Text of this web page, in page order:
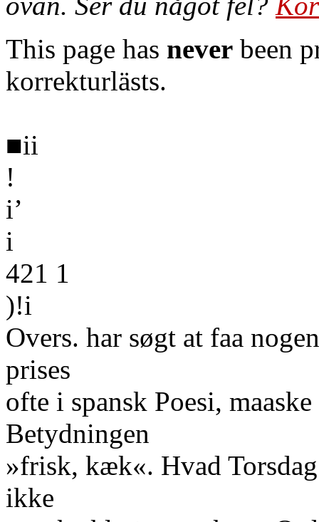
This page has never been
korrekturlästs.
■ii
!
i’
i
421 1
)!i
Overs. har søgt at faa
prises
ofte i spansk Poesi,
Betydningen
»frisk, kæk«. Hvad
ikke